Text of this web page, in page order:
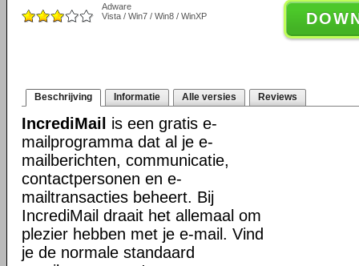
Adware
Vista / Win7 / Win8 / WinXP
Beschrijving Informatie Alle versies Reviews
IncrediMail
is een gratis e-
mailprogramma dat al je e-
mailberichten, communicatie,
contactpersonen en e-
mailtransacties beheert. Bij
IncrediMail draait het allemaal om
plezier hebben met je e-mail. Vind
je de normale standaard